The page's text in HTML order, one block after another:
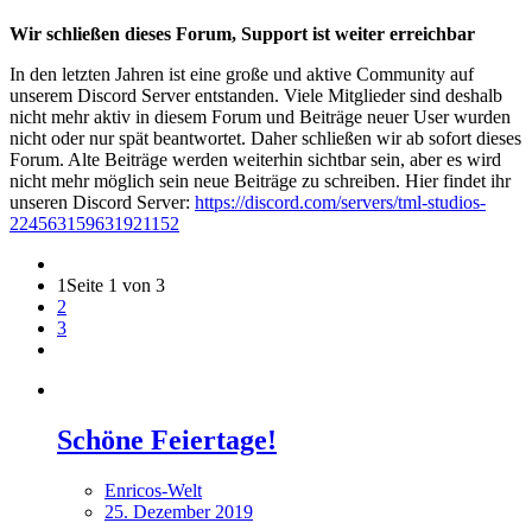
Wir schließen dieses Forum, Support ist weiter erreichbar
In den letzten Jahren ist eine große und aktive Community auf
unserem Discord Server entstanden. Viele Mitglieder sind deshalb
nicht mehr aktiv in diesem Forum und Beiträge neuer User wurden
nicht oder nur spät beantwortet. Daher schließen wir ab sofort dieses
Forum. Alte Beiträge werden weiterhin sichtbar sein, aber es wird
nicht mehr möglich sein neue Beiträge zu schreiben. Hier findet ihr
unseren Discord Server: https://discord.com/servers/tml-studios-
224563159631921152
1 Seite 1 von 3
2
3
Schöne Feiertage!
Enricos-Welt
25. Dezember 2019